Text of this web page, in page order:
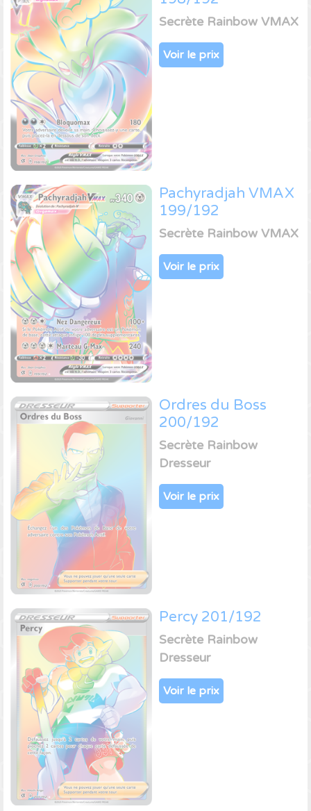
Secrète Rainbow VMAX
Voir le prix
Pachyradjah VMAX
199/192
Secrète Rainbow VMAX
Voir le prix
Ordres du Boss
200/192
Secrète Rainbow
Dresseur
Voir le prix
Percy 201/192
Secrète Rainbow
Dresseur
Voir le prix